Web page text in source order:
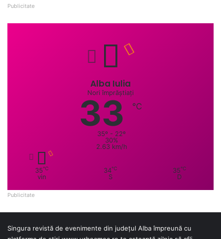
Publicitate
Alba Iulia
Nori împrăștiați
33 ℃
35º - 22º
30%
2.63 km/h
35℃
vin
34℃
S
35℃
D
Publicitate
Singura revistă de evenimente din județul Alba împreună cu